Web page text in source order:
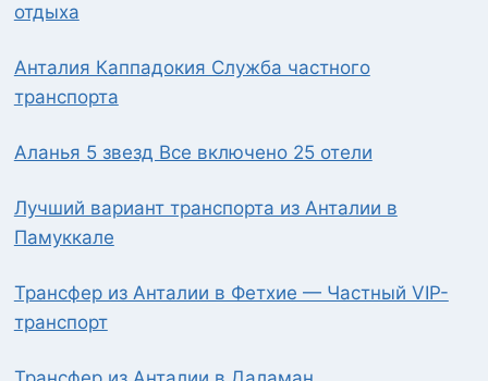
отдыха
Анталия Каппадокия Служба частного
транспорта
Аланья 5 звезд Все включено 25 отели
Лучший вариант транспорта из Анталии в
Памуккале
Трансфер из Анталии в Фетхие — Частный VIP-
транспорт